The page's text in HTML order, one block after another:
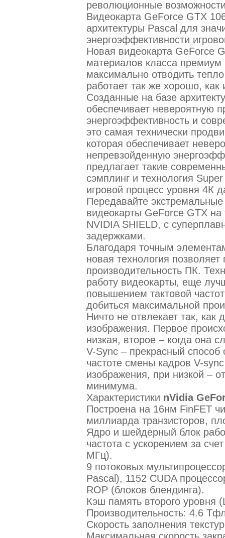
революционные
Видеокарта GeForce GTX
архитектуры Pascal для
энергоэффективности
Новая видеокарта GeForce
материалов класса премиум
максимально отводить
работает так же хорошо, как
Созданные на базе
обеспечивает невероятную
энергоэффективность и
это самая технически
которая обеспечивает
непревзойденную
предлагает такие
сэмплинг и технология
игровой процесс уровня 4К
Передавайте
видеокарты GeForce GTX на
NVIDIA SHIELD, с
задержками.
Благодаря точным
новая технология
производительность ПК.
работу видеокарты, еще
повышением тактовой
добиться максимальной
Ничто не отвлекает так,
изображения. Первое
низкая, второе – когда она
V-Sync – прекрасный
частоте смены кадров V-
изображения, при низкой –
минимума.
Характеристики nVidia
Построена на 16нм FinFET
миллиарда транзисторов,
Ядро и шейдерный блок
частота с ускорением за
МГц).
9 потоковых
Pascal), 1152 CUDA
ROP (блоков блендинга).
Кэш память второго уровня
Производительность: 4.6
Скорость заполнения